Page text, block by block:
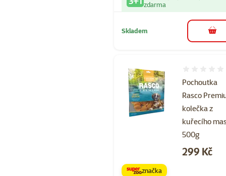
zdarma
Skladem do
Pochoutka
Rasco
kolečka z
kuřecího
500g
Cena
299 Kč
značka